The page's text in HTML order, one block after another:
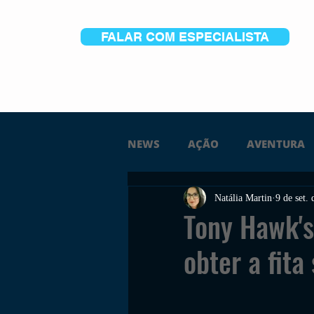
FALAR COM ESPECIALISTA
NEWS AÇÃO AVENTURA
FICÇÃO TERROR PC
TRAILER PLATAFORMA
Tony
obter a fita
Natália Martin 9 de set.